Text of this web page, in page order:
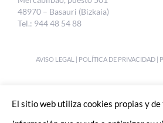
48970 – Basauri (Bizkaia)
Tel.: 944 48 54 88
AVISO LEGAL | POLÍTICA DE PRIVACIDAD |
El sitio web utiliza cookies propias y